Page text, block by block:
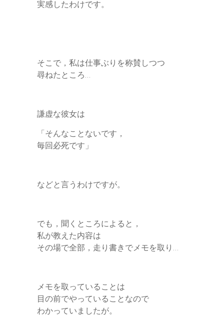
実感したわけです。
そこで，私は仕事ぶりを称賛しつつ
尋ねたところ…
謙虚な彼女は
「そんなことないです，
毎回必死です」
などと言うわけですが。
でも，聞くところによると，
私が教えた内容は
その場で全部，走り書きでメモを取り…
メモを取っていることは
目の前でやっていることなので
わかっていましたが。